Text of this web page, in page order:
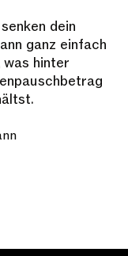
dein
ganz einfach
hinter